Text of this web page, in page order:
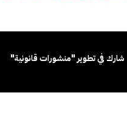
شارك في تطوير "منشورات قانونية"